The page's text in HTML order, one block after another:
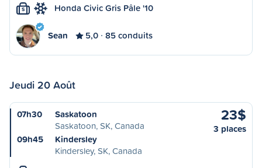
S Honda Civic Gris Pâle '10
Sean 5,0 85 conduits
Jeudi 20 Août
07h30
Saskatoon
Saskatoon, SK, Canada
09h45
Kindersley
Kindersley, SK, Canada
23$
3 places